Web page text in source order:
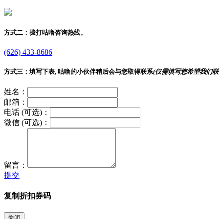
方式二： 拨打咕噜咨询热线。
(626) 433-8686
方式三： 填写下表, 咕噜的小伙伴稍后会与您取得联系(仅需填写您希望我们
姓名：
邮箱：
电话 (可选)：
微信 (可选)：
留言：
提交
复制折扣券码